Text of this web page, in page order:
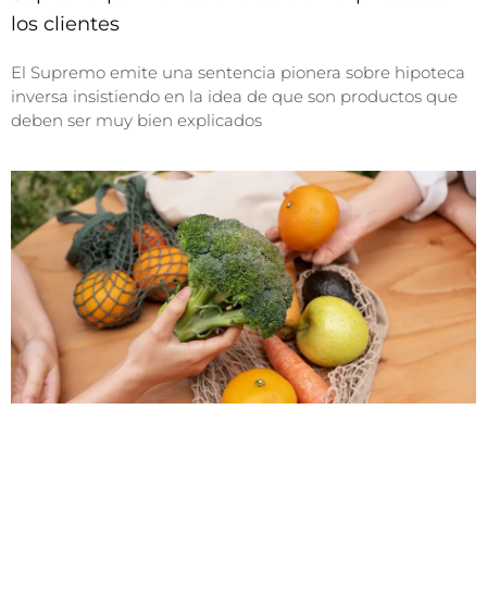
los clientes
El Supremo emite una sentencia pionera sobre hipoteca
inversa insistiendo en la idea de que son productos que
deben ser muy bien explicados